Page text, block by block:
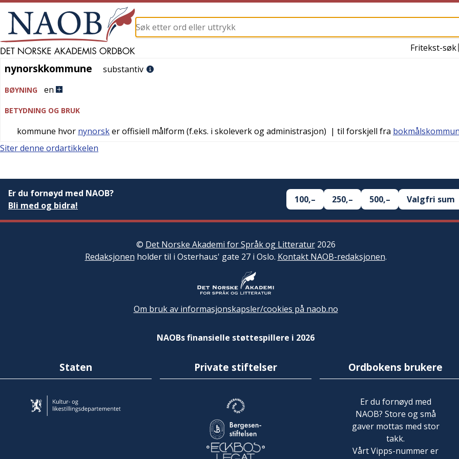
Fritekst-søk
nynorskkommune
nynorskkommune substantiv
BØYNING en
BETYDNING OG BRUK
kommune hvor nynorsker offisiell målform (f.eks. i skoleverk og administrasjon) | til forskjell fra
Siter denne ordartikkelen
Er du fornøyd med NAOB?
Bli med og bidra!
100,– 250,– 500,– Valgfri sum
© Det Norske Akademi for Språk og Litteratur2026
Redaksjonen holder til i Osterhaus' gate 27 i Oslo. Kontakt NAOB-redaksjonen.
Om bruk av informasjonskapsler/cookies på naob.no
NAOBs finansielle støttespillere i 2026
Staten Private stiftelser Ordbokens brukere
Er du fornøyd med
NAOB? Store og små
gaver mottas med stor
takk.
Vårt Vipps-nummer er